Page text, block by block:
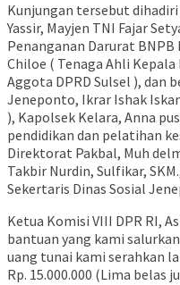
Kunjungan tersebut
Yassir, Mayjen TNI Fajar
Penanganan Darurat
Chiloe ( Tenaga Ahli Kepala
Aggota DPRD Sulsel ), dan
Jeneponto, Ikrar Ishak
), Kapolsek Kelara, Anna
pendidikan dan pelatihan
Direktorat Pakbal, Muh
Takbir Nurdin, Sulfikar,
Sekertaris Dinas Sosial
Ketua Komisi VIII DPR RI,
bantuan yang kami
uang tunai kami serahkan
Rp. 15.000.000 (Lima belas